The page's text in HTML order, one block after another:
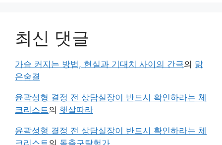
최신 댓글
가슴 커지는 방법, 현실과 기대치 사이의 간극의 맑
은숨결
윤곽성형 결정 전 상담실장이 반드시 확인하라는 체
크리스트 의 햇살따라
윤곽성형 결정 전 상담실장이 반드시 확인하라는 체
크리스트 의 돌출구탐험가